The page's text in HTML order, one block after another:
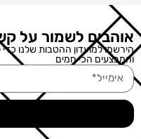
אוהבים לשמור על
הירשמו למועדון ההטבות שלנו
והמבצעים הכי חמים